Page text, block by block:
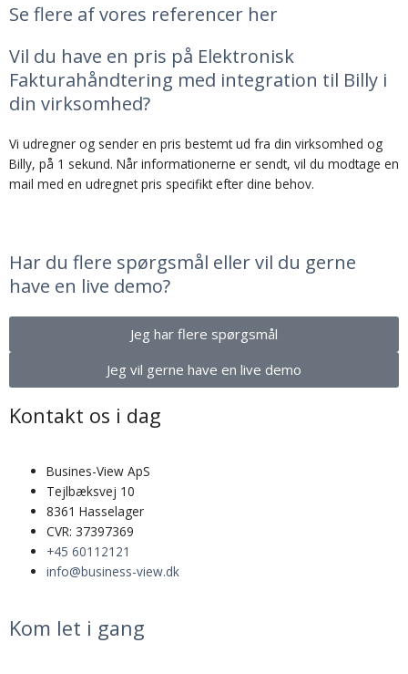
Se flere af vores referencer her
Vil du have en pris på Elektronisk
Fakturahåndtering med integration til Billy i
din virksomhed?
Vi udregner og sender en pris bestemt ud fra din virksomhed og
Billy, på 1 sekund. Når informationerne er sendt, vil du modtage en
mail med en udregnet pris specifikt efter dine behov.
Har du flere spørgsmål eller vil du gerne
have en live demo?
Jeg har flere spørgsmål
Jeg vil gerne have en live demo
Kontakt os i dag
Busines-View ApS
Tejlbæksvej 10
8361 Hasselager
CVR: 37397369
+45 60112121
info@business-view.dk
Kom let i gang